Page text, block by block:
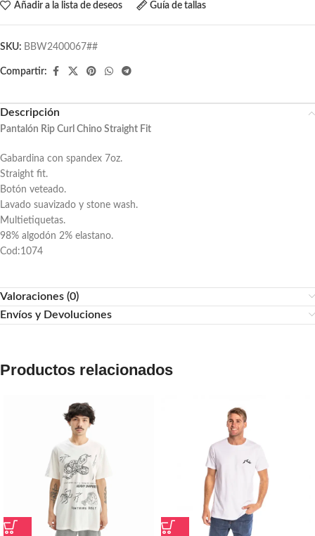
Añadir a la lista de deseos Guía de tallas
SKU: BBW2400067##
Compartir:
Descripción
Pantalón Rip Curl Chino Straight Fit
Gabardina con spandex 7oz.
Straight fit.
Botón veteado.
Lavado suavizado y stone wash.
Multietiquetas.
98% algodón 2% elastano.
Cod:1074
Valoraciones (0)
Envíos y Devoluciones
Productos relacionados